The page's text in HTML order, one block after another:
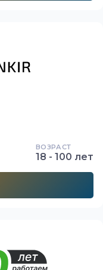
ВОЗРАСТ
18 - 100 лет